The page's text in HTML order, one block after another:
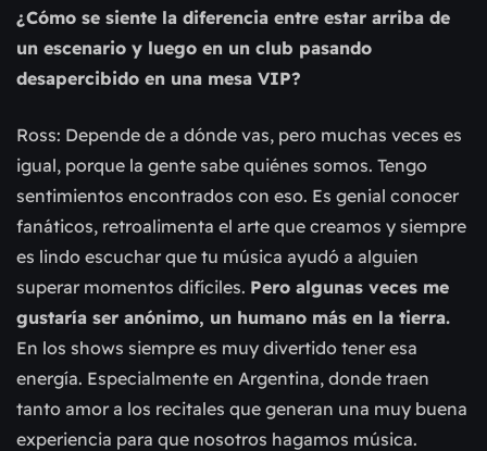
¿Cómo se siente la diferencia entre estar arriba de
un escenario y luego en un club pasando
desapercibido en una mesa VIP?
Ross: Depende de a dónde vas, pero muchas veces es
igual, porque la gente sabe quiénes somos. Tengo
sentimientos encontrados con eso. Es genial conocer
fanáticos, retroalimenta el arte que creamos y siempre
es lindo escuchar que tu música ayudó a alguien
superar momentos difíciles. Pero algunas veces me
gustaría ser anónimo, un humano más en la tierra.
En los shows siempre es muy divertido tener esa
energía. Especialmente en Argentina, donde traen
tanto amor a los recitales que generan una muy buena
experiencia para que nosotros hagamos música.